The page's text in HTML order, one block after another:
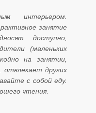
интерьером.
занятие
доступно,
(маленьких
на занятии,
других
с собой еду.
чтения.